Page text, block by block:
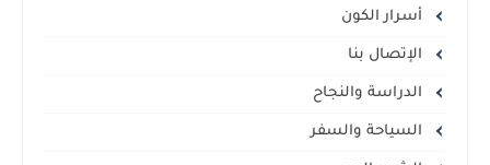
أسرار الكون
الإتصال بنا
الدراسة والنجاح
السياحة والسفر